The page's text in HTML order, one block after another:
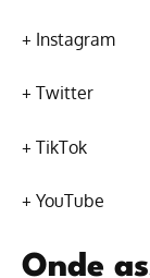
+ Instagram
+ Twitter
+ TikTok
+ YouTube
Onde